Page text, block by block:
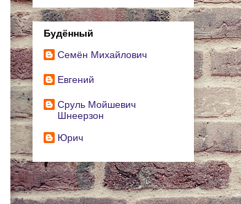
Будённый
Cемён Михайлович
Евгений
Сруль Мойшевич
Шнеерзон
Юрич